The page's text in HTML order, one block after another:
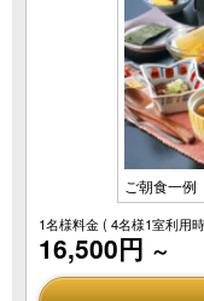
ご朝食一例
1名様料金( 4名様1室利用
16,500円 ～